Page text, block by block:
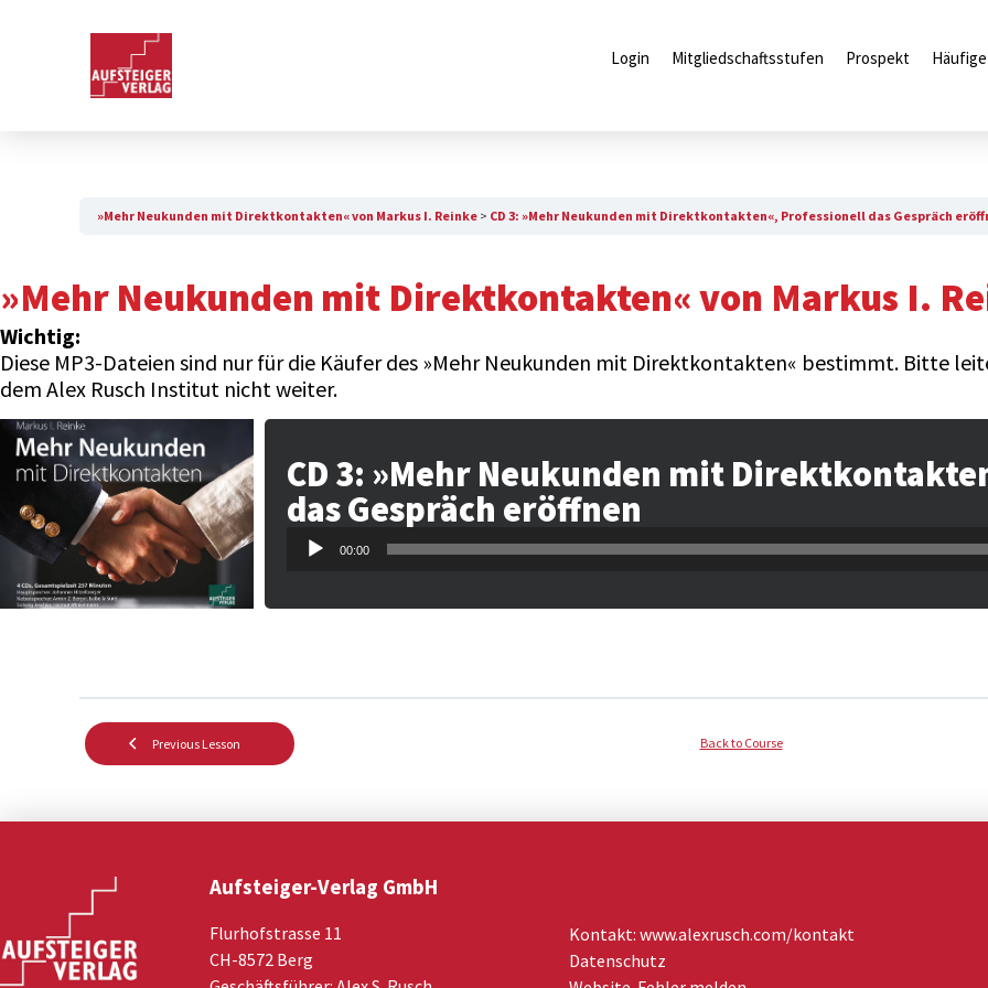
Login Mitgliedschaftsstufen Prospekt
»Mehr Neukunden mit Direktkontakten« von Markus I. Reinke CD 3: »Mehr Neukunden mit Direktkontakten«, Professionell das Gespräch
»Mehr Neukunden mit Direktkontakten« von Markus I.
Wichtig:
Diese MP3-Dateien sind nur für die Käufer des »Mehr Neukunden mit Direktkontakten« bestimmt. Bitte
dem Alex Rusch Institut nicht weiter.
CD 3: »Mehr Neukunden mit
das Gespräch eröffnen
Audio-
00:00
Previous Lesson Back to Course
Aufsteiger-Verlag GmbH
Flurhofstrasse 11
CH-8572 Berg
Kontakt: www.alexrusch.com/kontakt
Datenschutz